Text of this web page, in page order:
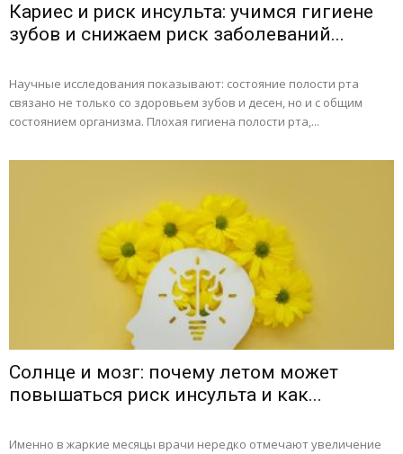
Кариес и риск инсульта: учимся гигиене
зубов и снижаем риск заболеваний...
Научные исследования показывают: состояние полости рта
связано не только со здоровьем зубов и десен, но и с общим
состоянием организма. Плохая гигиена полости рта,...
Солнце и мозг: почему летом может
повышаться риск инсульта и как...
Именно в жаркие месяцы врачи нередко отмечают увеличение